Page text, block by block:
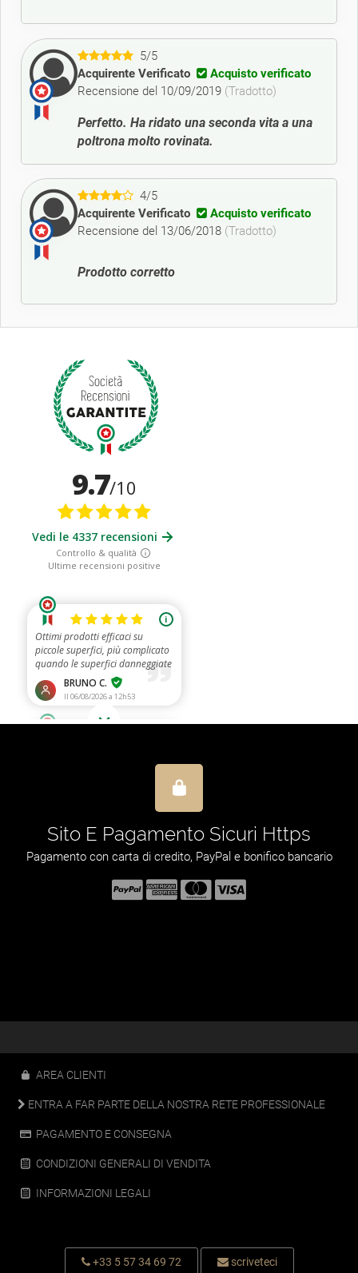
5/5
Acquirente Verificato
Acquisto verificato
Recensione del 10/09/2019 (Tradotto)
Perfetto. Ha ridato una seconda vita a una
poltrona molto rovinata.
4/5
Acquirente Verificato
Acquisto verificato
Recensione del 13/06/2018 (Tradotto)
Prodotto corretto
dal 1989! De 2 a 5 giorni
AREA CLIENTI
ENTRA A FAR PARTE DELLA NOSTRA RETE PROFESSIONALE
PAGAMENTO E CONSEGNA
CONDIZIONI GENERALI DI VENDITA
INFORMAZIONI LEGALI
+33 5 57 34 69 72 scriveteci